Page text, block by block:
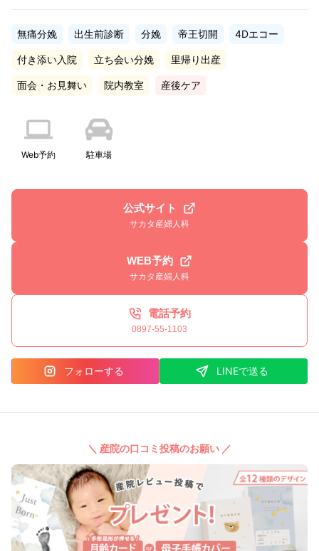
無痛分娩 出生前診断 分娩 帝王切開 4Dエコー
付き添い入院 立ち会い分娩 里帰り出産
面会・お見舞い 院内教室 産後ケア
Web予約 駐車場
公式サイト
サカタ産婦人科
WEB予約
サカタ産婦人科
電話予約
0897-55-1103
フォローする LINEで送る
＼ 産院の口コミ投稿のお願い ／